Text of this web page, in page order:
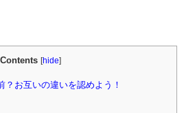
Contents [hide]
お互いの違いを認めよう！